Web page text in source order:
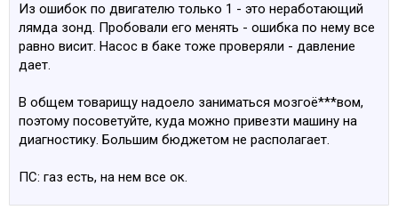
Из ошибок по двигателю только 1 - это неработающий
лямда зонд. Пробовали его менять - ошибка по нему все
равно висит. Насос в баке тоже проверяли - давление
дает.
В общем товарищу надоело заниматься мозгоё***вом,
поэтому посоветуйте, куда можно привезти машину на
диагностику. Большим бюджетом не располагает.
ПС: газ есть, на нем все ок.